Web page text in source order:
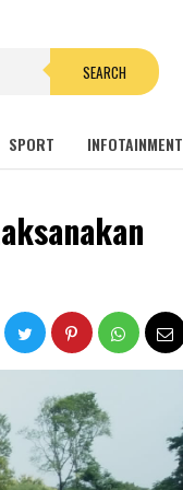
SEARCH
SPORT INFOTAINMENT